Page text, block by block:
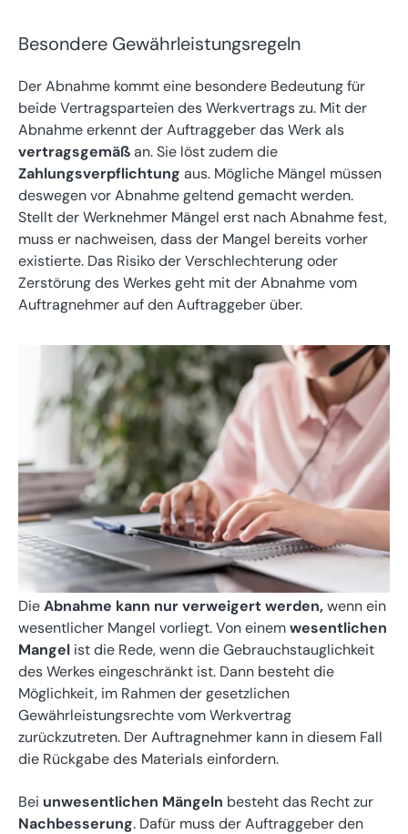
Besondere Gewährleistungsregeln
Der Abnahme kommt eine besondere Bedeutung für
beide Vertragsparteien des Werkvertrags zu. Mit der
Abnahme erkennt der Auftraggeber das Werk als
vertragsgemäßan. Sie löst zudem die
Zahlungsverpflichtung aus. Mögliche Mängel müssen
deswegen vor Abnahme geltend gemacht werden.
Stellt der Werknehmer Mängel erst nach Abnahme fest,
muss er nachweisen, dass der Mangel bereits vorher
existierte. Das Risiko der Verschlechterung oder
Zerstörung des Werkes geht mit der Abnahme vom
Auftragnehmer auf den Auftraggeber über.
DieAbnahme kann nur verweigert werden,wenn ein
wesentlicher Mangel vorliegt. Von einemwesentlichen
Mangel ist die Rede, wenn die Gebrauchstauglichkeit
des Werkes eingeschränkt ist. Dann besteht die
Möglichkeit, im Rahmen der gesetzlichen
Gewährleistungsrechte vom Werkvertrag
zurückzutreten. Der Auftragnehmer kann in diesem Fall
die Rückgabe des Materials einfordern.
Bei unwesentlichen Mängeln besteht das Recht zur
Nachbesserung. Dafür muss der Auftraggeber den